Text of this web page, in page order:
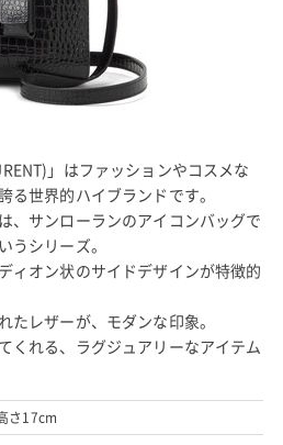
」はファッションやコスメな
る世界的ハイブランドです。
、サンローランのアイコンバッグで
うシリーズ。
ィオン状のサイドデザインが特徴的
たレザーが、モダンな印象。
くれる、ラグジュアリーなアイテム
さ17cm